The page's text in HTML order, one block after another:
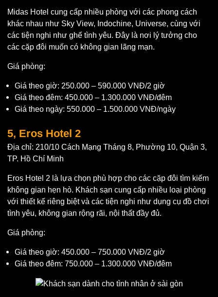
Midas Hotel cung cấp nhiều phòng với các phong cách
khác nhau như Sky View, Indochine, Universe, cùng với
các tiện nghi như ghế tình yêu. Đây là nơi lý tưởng cho
các cặp đôi muốn có không gian lãng mạn.
Giá phòng:
Giá theo giờ: 250.000 – 590.000 VNĐ/2 giờ
Giá theo đêm: 450.000 – 1.300.000 VNĐ/đêm
Giá theo ngày: 550.000 – 1.500.000 VNĐ/ngày
5, Eros Hotel 2
Địa chỉ: 210/10 Cách Mạng Tháng 8, Phường 10, Quận 3,
TP. Hồ Chí Minh
Eros Hotel 2 là lựa chọn phù hợp cho các cặp đôi tìm kiếm
không gian hẹn hò. Khách sạn cung cấp nhiều loại phòng
với thiết kế riêng biệt và các tiện nghi như dụng cụ đồ chơi
tình yêu, không gian rộng rãi, nội thất đầy đủ.
Giá phòng:
Giá theo giờ: 450.000 – 750.000 VNĐ/2 giờ
Giá theo đêm: 750.000 – 1.300.000 VNĐ/đêm